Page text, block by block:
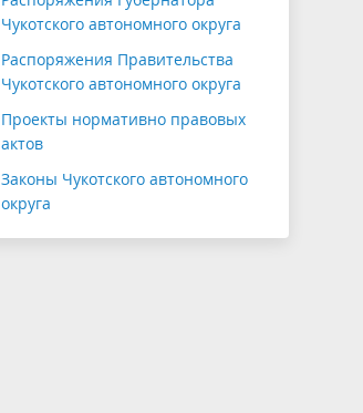
Чукотского автономного округа
Распоряжения Правительства
Чукотского автономного округа
Проекты нормативно правовых
актов
Законы Чукотского автономного
округа